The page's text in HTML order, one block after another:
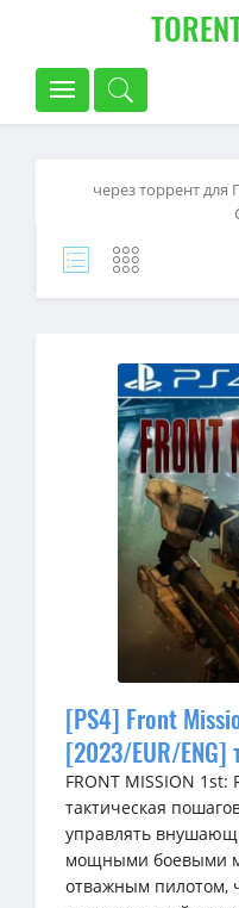
через торрент для
[PS4] Front
[2023/EUR/ENG]
FRONT MISSION
тактическая
управлять
мощными боевыми
отважным пилотом,